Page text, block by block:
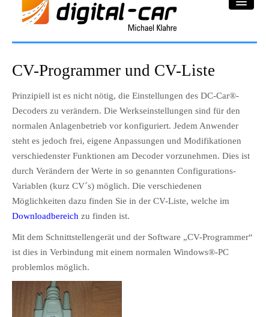
Galerie
Downloadbereich
Impressum
Datenschutzerklärung
CV-Programmer und CV-Liste
Prinzipiell ist es nicht nötig, die Einstellungen des DC-Car®-
Decoders zu verändern. Die Werkseinstellungen sind für den
normalen Anlagenbetrieb vor konfiguriert. Jedem Anwender
steht es jedoch frei, eigene Anpassungen und Modifikationen
verschiedenster Funktionen am Decoder vorzunehmen. Dies ist
durch Verändern der Werte in so genannten Configurations-
Variablen (kurz CV´s) möglich. Die verschiedenen
Möglichkeiten dazu finden Sie in der CV-Liste, welche im
Downloadbereich zu finden ist.
Mit dem Schnittstellengerät und der Software „CV-Programmer“
ist dies in Verbindung mit einem normalen Windows®-PC
problemlos möglich.